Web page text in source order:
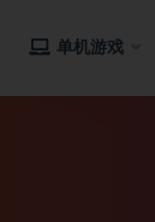
单机游戏